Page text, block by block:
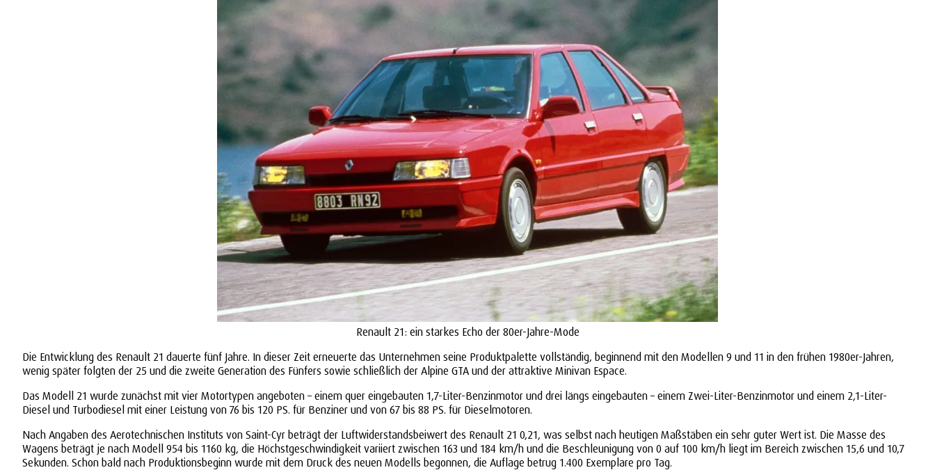
Renault 21: ein starkes Echo der 80er-Jahre-Mode
Die Entwicklung des Renault 21 dauerte fünf Jahre. In dieser Zeit erneuerte das Unternehmen seine Produktpalette vollständig, beginnend mit den Modellen 9 und 11 in den frühen 1980er-Jahren,
wenig später folgten der 25 und die zweite Generation des Fünfers sowie schließlich der Alpine GTA und der attraktive Minivan Espace.
Das Modell 21 wurde zunächst mit vier Motortypen angeboten – einem quer eingebauten 1,7-Liter-Benzinmotor und drei längs eingebauten – einem Zwei-Liter-Benzinmotor und einem 2,1-Liter-
Diesel und Turbodiesel mit einer Leistung von 76 bis 120 PS. für Benziner und von 67 bis 88 PS. für Dieselmotoren.
Nach Angaben des Aerotechnischen Instituts von Saint-Cyr beträgt der Luftwiderstandsbeiwert des Renault 21 0,21, was selbst nach heutigen Maßstäben ein sehr guter Wert ist. Die Masse des
Wagens beträgt je nach Modell 954 bis 1160 kg, die Höchstgeschwindigkeit variiert zwischen 163 und 184 km/h und die Beschleunigung von 0 auf 100 km/h liegt im Bereich zwischen 15,6 und 10,7
Sekunden. Schon bald nach Produktionsbeginn wurde mit dem Druck des neuen Modells begonnen, die Auflage betrug 1.400 Exemplare pro Tag.